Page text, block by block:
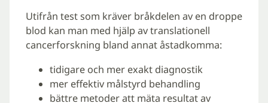
Utifrån test som kräver bråkdelen av en droppe
blod kan man med hjälp av translationell
cancerforskning bland annat åstadkomma:
tidigare och mer exakt diagnostik
mer effektiv målstyrd behandling
bättre metoder att mäta resultat av